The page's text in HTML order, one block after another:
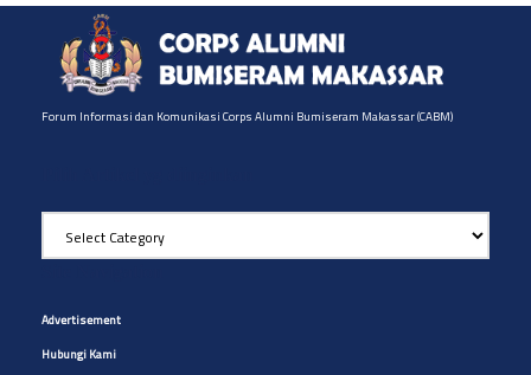
Forum Informasi dan Komunikasi Corps Alumni Bumiseram Makassar (CABM)
Pilih
Artikel
yg
Advertisement
Hubungi Kami